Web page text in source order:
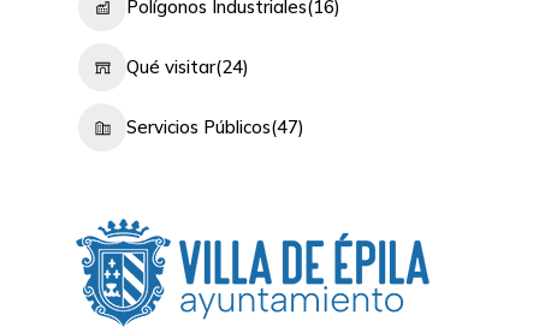
Polígonos Industriales(16)
Qué visitar(24)
Servicios Públicos(47)